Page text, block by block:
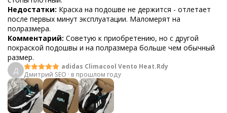
Недостатки: Краска на подошве не держится - отлетает
после первых минут эксплуатации. Маломерят на
полразмера.
Комментарий: Советую к приобретению, но с другой
покраской подошвы и на полразмера больше чем обычный
размер.
Д
adidas Climacool Vento Heat.Rdy
Дмитрий SEO · в прошлом году